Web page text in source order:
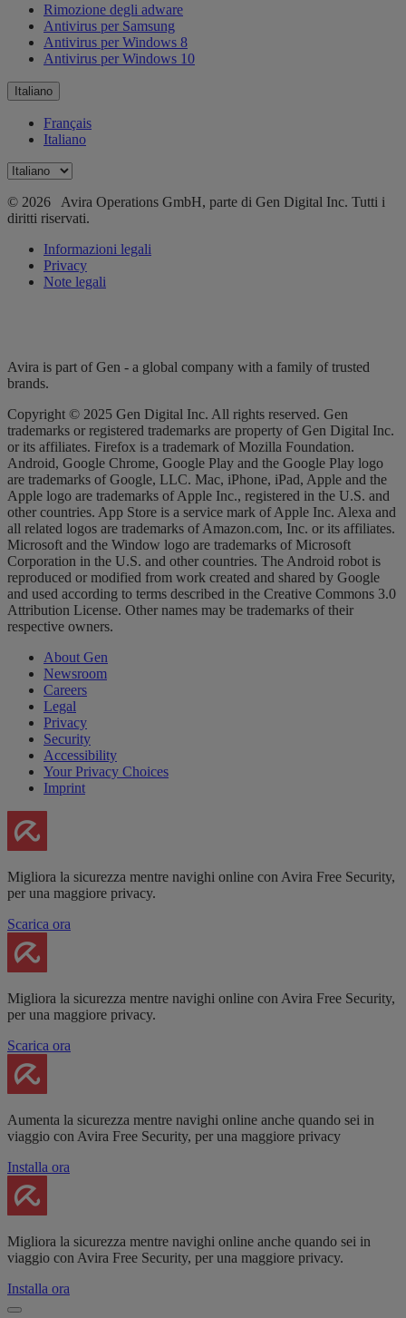
Rimozione degli adware
Antivirus per Samsung
Antivirus per Windows 8
Antivirus per Windows 10
Italiano
Français
Italiano
© 2026 Avira Operations GmbH, parte di Gen Digital Inc. Tutti i
diritti riservati.
Informazioni legali
Privacy
Note legali
Avira is part of Gen - a global company with a family of trusted
brands.
Copyright © 2025 Gen Digital Inc. All rights reserved. Gen
trademarks or registered trademarks are property of Gen Digital Inc.
or its affiliates. Firefox is a trademark of Mozilla Foundation.
Android, Google Chrome, Google Play and the Google Play logo
are trademarks of Google, LLC. Mac, iPhone, iPad, Apple and the
Apple logo are trademarks of Apple Inc., registered in the U.S. and
other countries. App Store is a service mark of Apple Inc. Alexa and
all related logos are trademarks of Amazon.com, Inc. or its affiliates.
Microsoft and the Window logo are trademarks of Microsoft
Corporation in the U.S. and other countries. The Android robot is
reproduced or modified from work created and shared by Google
and used according to terms described in the Creative Commons 3.0
Attribution License. Other names may be trademarks of their
respective owners.
About Gen
Newsroom
Careers
Legal
Privacy
Security
Accessibility
Your Privacy Choices
Imprint
Migliora la sicurezza mentre navighi online con Avira Free Security,
per una maggiore privacy.
Scarica ora
Migliora la sicurezza mentre navighi online con Avira Free Security,
per una maggiore privacy.
Scarica ora
Aumenta la sicurezza mentre navighi online anche quando sei in
viaggio con Avira Free Security, per una maggiore privacy
Installa ora
Migliora la sicurezza mentre navighi online anche quando sei in
viaggio con Avira Free Security, per una maggiore privacy.
Installa ora